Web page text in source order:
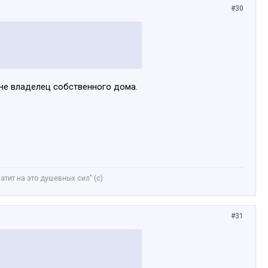
#30
владелец собственного дома.
на это душевных сил" (с)
#31